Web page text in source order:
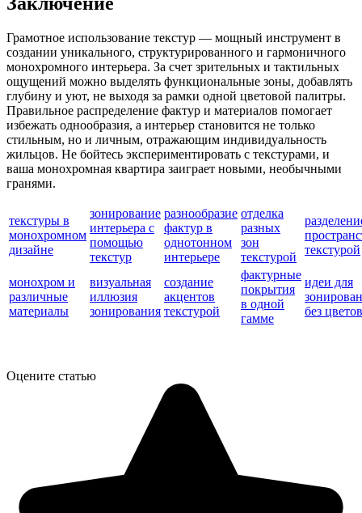
Грамотное использование текстур — мощный инструмент в
создании уникального, структурированного и гармоничного
монохромного интерьера. За счет зрительных и тактильных
ощущений можно выделять функциональные зоны, добавлять
глубину и уют, не выходя за рамки одной цветовой палитры.
Правильное распределение фактур и материалов помогает
избежать однообразия, а интерьер становится не только
стильным, но и личным, отражающим индивидуальность
жильцов. Не бойтесь экспериментировать с текстурами, и
ваша монохромная квартира заиграет новыми, необычными
гранями.
текстуры в
монохромном
дизайне
зонирование
интерьера с
помощью
текстур
разнообразие
фактур в
однотонном
интерьере
отделка
разных
зон
текстурой
текстурой
монохром и
различные
материалы
визуальная
иллюзия
зонирования
создание
акцентов
текстурой
фактурные
покрытия
в одной
гамме
идеи для
без цветов
Оцените статью